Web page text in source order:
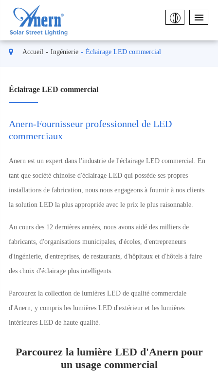
Accueil Ingénierie Éclairage LED commercial
Éclairage LED commercial
Anern-Fournisseur professionnel de LED
commerciaux
Anern est un expert dans l'industrie de l'éclairage LED commercial. En
tant que société chinoise d'éclairage LED qui possède ses propres
installations de fabrication, nous nous engageons à fournir à nos clients
la solution LED la plus appropriée avec le prix le plus raisonnable.
Au cours des 12 dernières années, nous avons aidé des milliers de
fabricants, d'organisations municipales, d'écoles, d'entrepreneurs
d'ingénierie, d'entreprises, de restaurants, d'hôpitaux et d'hôtels à faire
des choix d'éclairage plus intelligents.
Parcourez la collection de lumières LED de qualité commerciale
d'Anern, y compris les lumières LED d'extérieur et les lumières
intérieures LED de haute qualité.
Parcourez la lumière LED d'Anern pour
un usage commercial